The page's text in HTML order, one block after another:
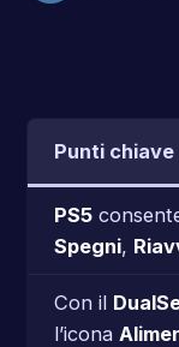
Punti
PS5
Spegni,
Con il
l’icona